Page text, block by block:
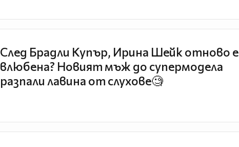
След Брадли Купър, Ирина Шейк отново е
влюбена? Новият мъж до супермодела
разпали лавина от слухове🧐